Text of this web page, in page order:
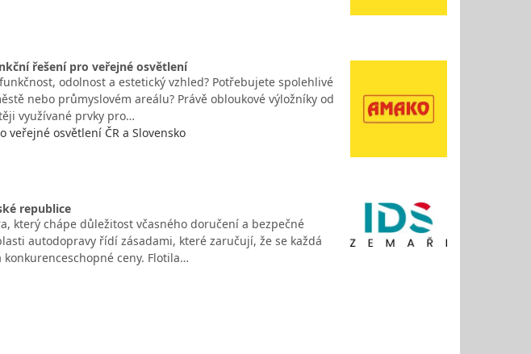
řešení pro veřejné osvětlení
odolnost a estetický vzhled? Potřebujete spolehlivé
nebo průmyslovém areálu? Právě obloukové výložníky od
využívané prvky pro…
veřejné osvětlení ČR a Slovensko
republice
který chápe důležitost včasného doručení a bezpečné
autodopravy řídí zásadami, které zaručují, že se každá
ceny. Flotila…